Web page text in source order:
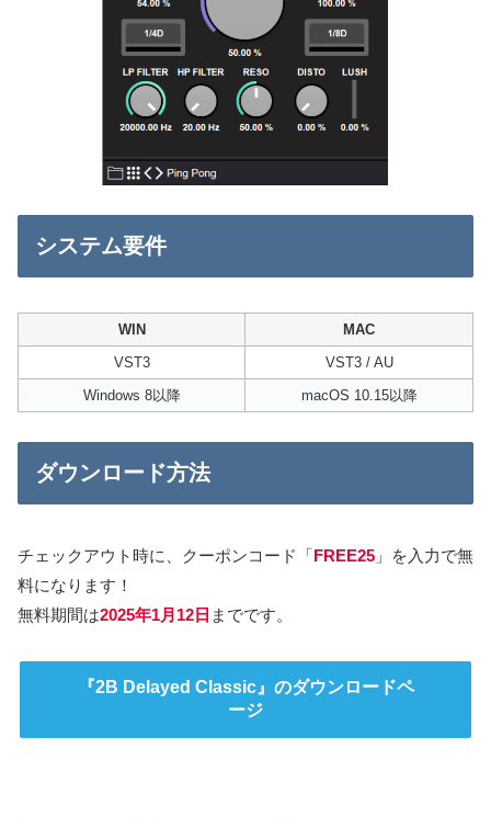
システム要件
WIN
MAC
VST3
VST3 / AU
Windows 8以降
macOS 10.15以降
ダウンロード方法
チェックアウト時に、クーポンコード「FREE25 」を入力で無
料になります！
無料期間は2025年1月12日 までです。
『2B Delayed Classic』のダウンロードペ
ージ